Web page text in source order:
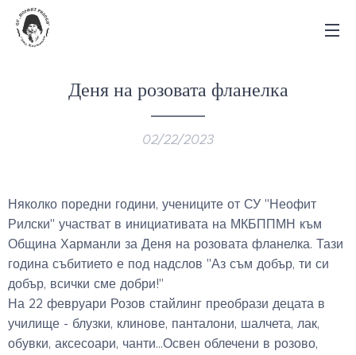
Деня на розовата фланелка
02/22/2023
Няколко поредни години, учениците от СУ "Неофит
Рилски" участват в инициативата на МКБППМН към
Община Харманли за Деня на розовата фланелка. Тази
година събитието е под надслов "Аз съм добър, ти си
добър, всички сме добри!"
На 22 февруари Розов стайлинг преобрази децата в
училище - блузки, клинове, панталони, шалчета, лак,
обувки, аксесоари, чанти…Освен облечени в розово,